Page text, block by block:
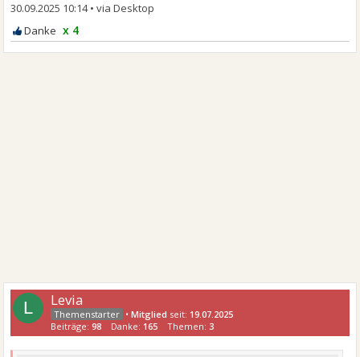
30.09.2025 10:14•
x 4
L Levia
•Mitglied seit: 19.07.2025
Beiträge:98 Danke: 165 Themen:3